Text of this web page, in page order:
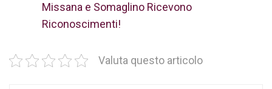
Missana e Somaglino Ricevono
Riconoscimenti!
Valuta questo articolo